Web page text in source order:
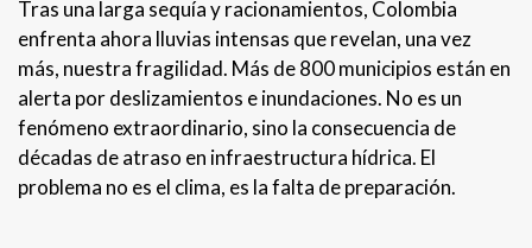
Tras una larga sequía y racionamientos, Colombia
enfrenta ahora lluvias intensas que revelan, una vez
más, nuestra fragilidad. Más de 800 municipios están en
alerta por deslizamientos e inundaciones. No es un
fenómeno extraordinario, sino la consecuencia de
décadas de atraso en infraestructura hídrica. El
problema no es el clima, es la falta de preparación.